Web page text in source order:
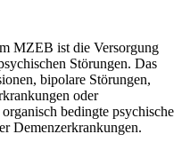
MZEB ist die Versorgung
Störungen. Das
bipolare Störungen,
oder
bedingte psychische
Demenzerkrankungen.